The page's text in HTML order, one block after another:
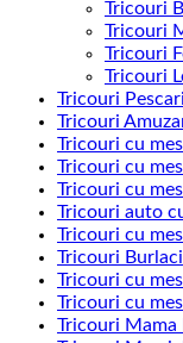
Tricouri
Tricouri
Tricouri
Tricouri
Tricouri Pescari
Tricouri
Tricouri cu
Tricouri cu
Tricouri cu
Tricouri auto
Tricouri cu
Tricouri Burlaci
Tricouri cu
Tricouri cu
Tricouri Mama